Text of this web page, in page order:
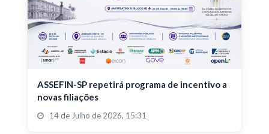
ASSEFIN-SP repetirá programa de incentivo a
novas filiações
14 de Julho de 2026, 15:31